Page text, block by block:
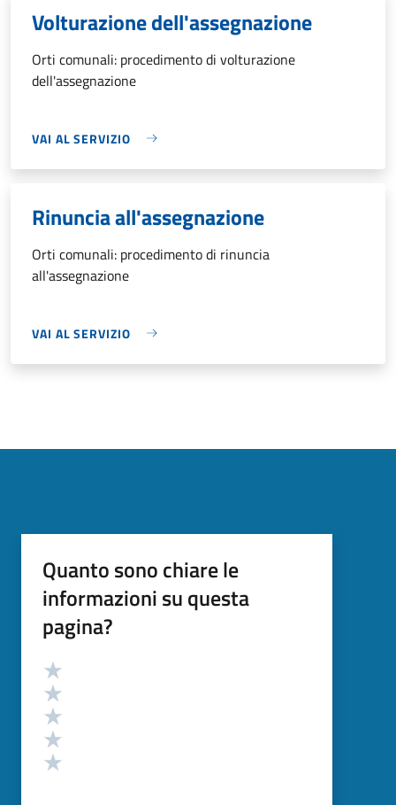
Volturazione dell'assegnazione
Orti comunali: procedimento di volturazione
dell'assegnazione
VAI AL SERVIZIO
Rinuncia all'assegnazione
Orti comunali: procedimento di rinuncia
all'assegnazione
VAI AL SERVIZIO
Quanto sono chiare le
informazioni su questa
pagina?
Valutazione